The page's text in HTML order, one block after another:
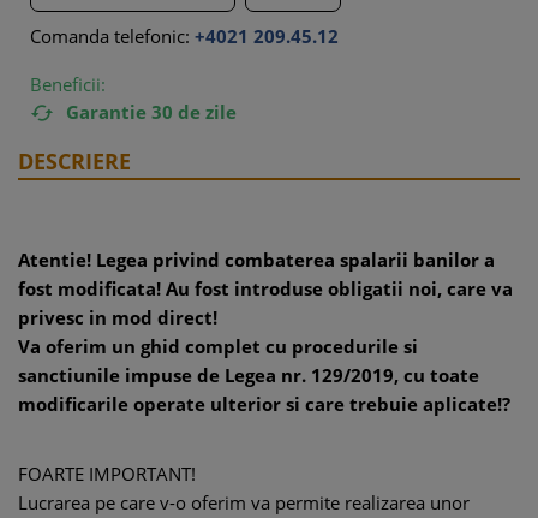
Comanda telefonic: +4021 209.45.12
Beneficii:
 Garantie 30 de zile
DESCRIERE
Atentie! Legea privind combaterea spalarii banilor a
fost modificata! Au fost introduse obligatii noi, care va
privesc in mod direct!
Va oferim un ghid complet cu procedurile si
sanctiunile impuse de Legea nr. 129/2019, cu toate
modificarile operate ulterior si care trebuie aplicate!?
FOARTE IMPORTANT!
Lucrarea pe care v-o oferim va permite realizarea unor